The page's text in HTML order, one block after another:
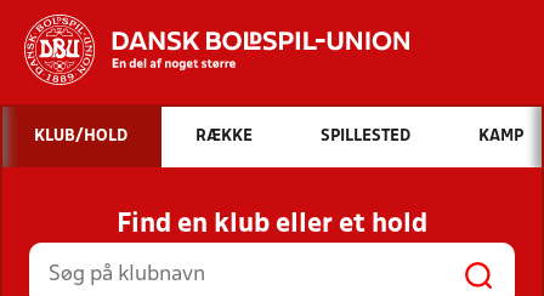
Hvad vil du søge efter?
INDHOLD OG NYHEDER
STILLINGER, RESULTATER, KLUBBER OG
HOLD
KLUB/HOLD RÆKKE SPILLESTED KAMP
Find en klub eller et hold